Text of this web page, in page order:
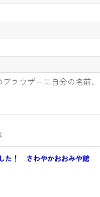
ラウザーに自分の名前
た！ さわやかおおみや館